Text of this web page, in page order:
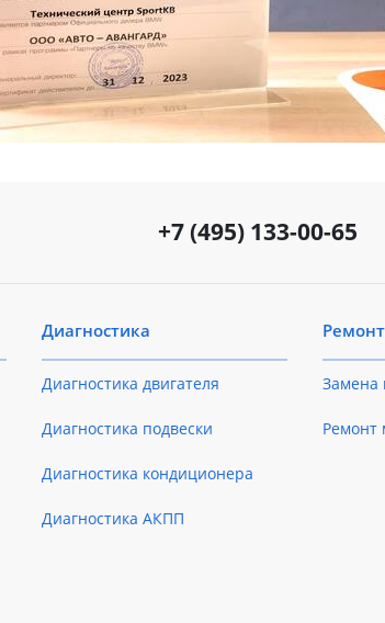
+7 (495) 133-00-65
Диагностика
Диагностика двигателя
Диагностика подвески
Диагностика кондиционера
Диагностика АКПП
Замена
Ремонт